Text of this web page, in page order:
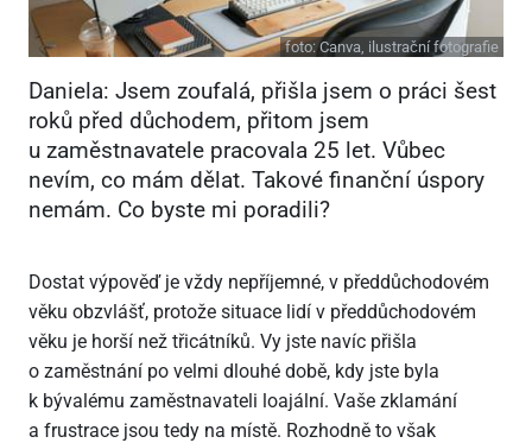
foto:Canva, ilustrační fotografie
Daniela: Jsem zoufalá, přišla jsem o práci šest
roků před důchodem, přitom jsem
u zaměstnavatele pracovala 25 let. Vůbec
nevím, co mám dělat. Takové finanční úspory
nemám. Co byste mi poradili?
Dostat výpověď je vždy nepříjemné, v předdůchodovém
věku obzvlášť, protože situace lidí v předdůchodovém
věku je horší než třicátníků. Vy jste navíc přišla
o zaměstnání po velmi dlouhé době, kdy jste byla
k bývalému zaměstnavateli loajální. Vaše zklamání
a frustrace jsou tedy na místě. Rozhodně to však